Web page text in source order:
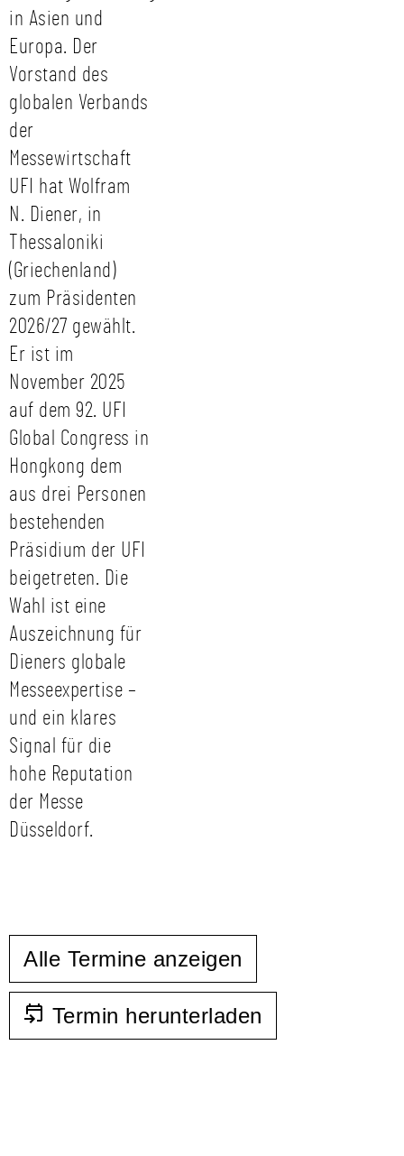
in Asien und
Europa. Der
Vorstand des
globalen Verbands
der
Messewirtschaft
UFI hat Wolfram
N. Diener, in
Thessaloniki
(Griechenland)
zum Präsidenten
2026/27 gewählt.
Er ist im
November 2025
auf dem 92. UFI
Global Congress in
Hongkong dem
aus drei Personen
bestehenden
Präsidium der UFI
beigetreten. Die
Wahl ist eine
Auszeichnung für
Dieners globale
Messeexpertise –
und ein klares
Signal für die
hohe Reputation
der Messe
Düsseldorf.
Alle Termine anzeigen
Termin herunterladen